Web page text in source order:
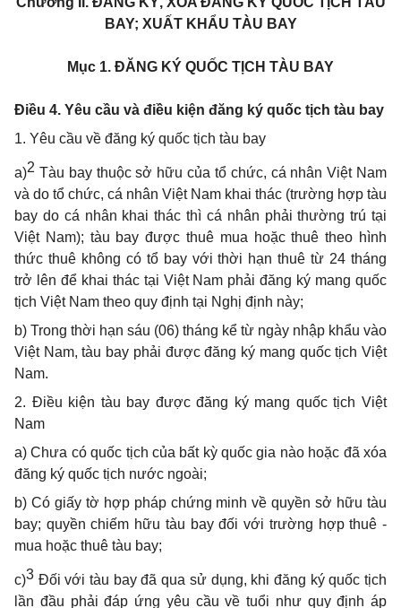
BAY; XUẤT KHẨU TÀU BAY
Mục 1. ĐĂNG KÝ QUỐC TỊCH TÀU BAY
Điều 4. Yêu cầu và điều kiện đăng ký quốc tịch tàu bay
1. Yêu cầu về đăng ký quốc tịch tàu bay
a)2 Tàu bay thuộc sở hữu của tổ chức, cá nhân Việt Nam
và do tổ chức, cá nhân Việt Nam khai thác (trường hợp tàu
bay do cá nhân khai thác thì cá nhân phải thường trú tại
Việt Nam); tàu bay được thuê mua hoặc thuê theo hình
thức thuê không có tổ bay với thời hạn thuê từ 24 tháng
trở lên để khai thác tại Việt Nam phải đăng ký mang quốc
tịch Việt Nam theo quy định tại Nghị định này;
b) Trong thời hạn sáu (06) tháng kể từ ngày nhập khẩu vào
Việt Nam, tàu bay phải được đăng ký mang quốc tịch Việt
Nam.
2. Điều kiện tàu bay được đăng ký mang quốc tịch Việt
Nam
a) Chưa có quốc tịch của bất kỳ quốc gia nào hoặc đã xóa
đăng ký quốc tịch nước ngoài;
b) Có giấy tờ hợp pháp chứng minh về quyền sở hữu tàu
bay; quyền chiếm hữu tàu bay đối với trường hợp thuê -
mua hoặc thuê tàu bay;
c)3 Đối với tàu bay đã qua sử dụng, khi đăng ký quốc tịch
lần đầu phải đáp ứng yêu cầu về tuổi như quy định áp